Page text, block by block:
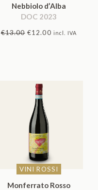
Nebbiolo d’Alba
DOC 2023
€13.00 Il
€12.00Ilincl. IVA
VINI ROSSI
Monferrato Rosso